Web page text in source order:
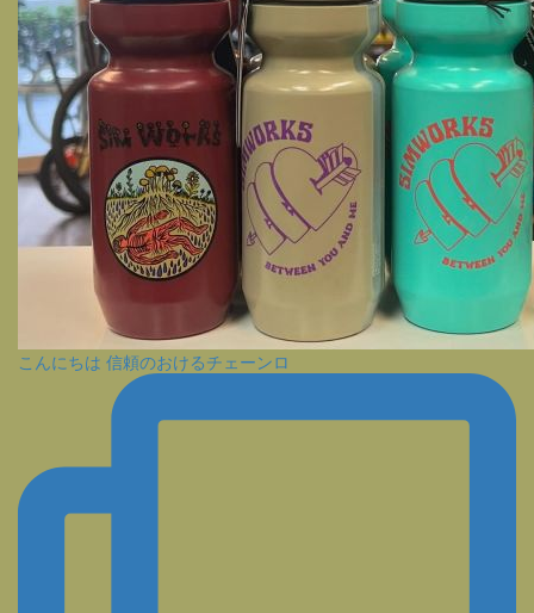
こんにちは 信頼のおけるチェーンロ